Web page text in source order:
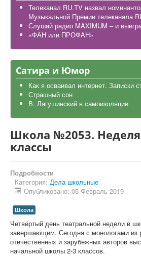
Карта района
Телеканал RU.TV назвал
Музыкальной Премии телеканала
Слушай радио MAXIMUM – и
«ФАН или ПРОФАН»
Сатира и Юмор
Как я осваивал интернет. Записки
Страшный сон
В. Лягушинский в самоизоляции
Школа №2053. Неделя
классы
Подробности
Категория: Дела школьные
Опубликовано: 05 Февраль 2019
Школа
Четвёртый день театральной недели в
завершающим. Сегодня с монологами из
отечественных и зарубежных авторов
начальной школы 2-3 классов.